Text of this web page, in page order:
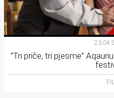
“Tri priče, tri pjesme”